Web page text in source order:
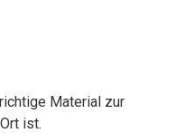
Material zur
ist.